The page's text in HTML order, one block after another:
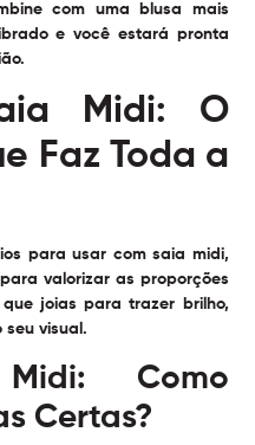
com uma blusa mais
e você estará pronta
Midi: O
Faz Toda a
para usar com saia midi,
valorizar as proporções
joias para trazer brilho,
visual.
Como
Certas?